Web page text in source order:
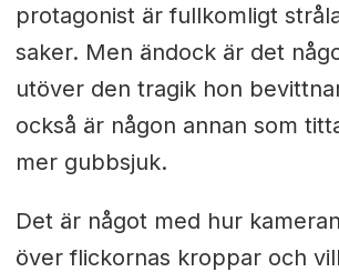
protagonist är fullkomligt
saker. Men ändock är det
utöver den tragik hon
också är någon annan som
mer gubbsjuk.
Det är något med hur
över flickornas kroppar och